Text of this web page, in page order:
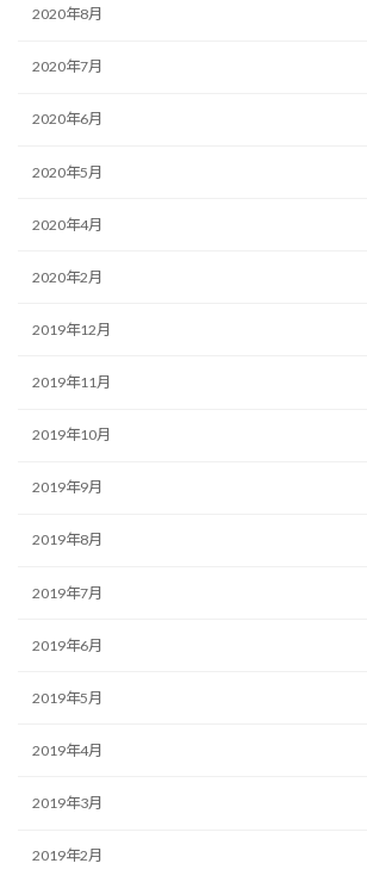
2020年8月
2020年7月
2020年6月
2020年5月
2020年4月
2020年2月
2019年12月
2019年11月
2019年10月
2019年9月
2019年8月
2019年7月
2019年6月
2019年5月
2019年4月
2019年3月
2019年2月